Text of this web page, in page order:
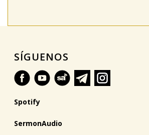
SÍGUENOS
Spotify
SermonAudio